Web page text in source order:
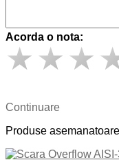
Acorda o nota:
Continuare
Produse asemanatoare